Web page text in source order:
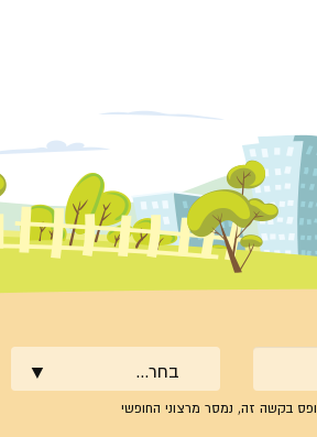
בחר...
בקשה זה, נמסר מרצוני החופשי